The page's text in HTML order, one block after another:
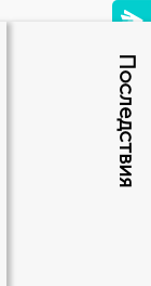
Последствия